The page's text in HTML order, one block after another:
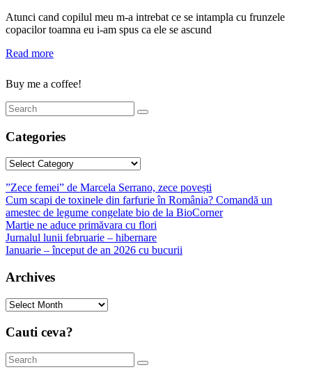
Atunci cand copilul meu m-a intrebat ce se intampla cu frunzele
copacilor toamna eu i-am spus ca ele se ascund
Read more
Buy me a coffee!
Categories
Categories
”Zece femei” de Marcela Serrano, zece povești
Cum scapi de toxinele din farfurie în România? Comandă un
amestec de legume congelate bio de la BioCorner
Martie ne aduce primăvara cu flori
Jurnalul lunii februarie – hibernare
Ianuarie – început de an 2026 cu bucurii
Archives
Archives
Cauti ceva?